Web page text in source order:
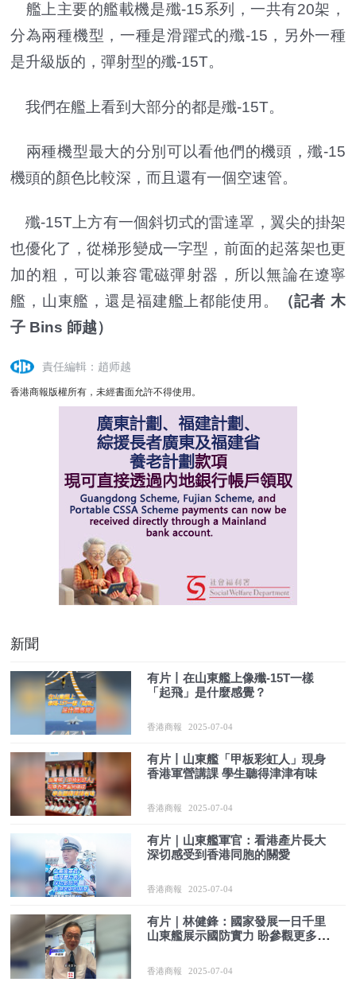
艦上主要的艦載機是殲-15系列，一共有20架，
分為兩種機型，一種是滑躍式的殲-15，另外一種
是升級版的，彈射型的殲-15T。
我們在艦上看到大部分的都是殲-15T。
兩種機型最大的分別可以看他們的機頭，殲-15
機頭的顏色比較深，而且還有一個空速管。
殲-15T上方有一個斜切式的雷達罩，翼尖的掛架
也優化了，從梯形變成一字型，前面的起落架也更
加的粗，可以兼容電磁彈射器，所以無論在遼寧
艦，山東艦，還是福建艦上都能使用。
（記者 木
子 Bins 師越）
責任編輯：趙师越
香港商報版權所有，未經書面允許不得使用。
新聞
有片丨在山東艦上像殲-15T一樣
「起飛」是什麼感覺？
香港商報 2025-07-04
有片丨山東艦「甲板彩虹人」現身
香港軍營講課 學生聽得津津有味
香港商報 2025-07-04
有片｜山東艦軍官：看港產片長大
深切感受到香港同胞的關愛
香港商報 2025-07-04
有片｜林健鋒：國家發展一日千里
山東艦展示國防實力 盼參觀更多軍
香港商報 2025-07-04